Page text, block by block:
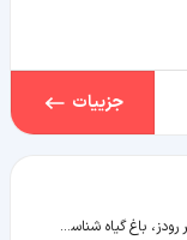
جزییات
آفریقای جنوبی، کیپ تاون، منطقه نیولندز، جاده دکتر رودز، باغ گیاه شناسی ملی کریستن بوش